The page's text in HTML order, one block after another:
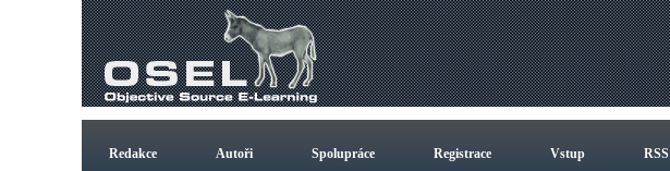
Redakce Autoři Spolupráce Registrace Vstup RSS